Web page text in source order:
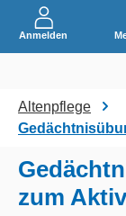
Anmelden
Altenpflege
zum